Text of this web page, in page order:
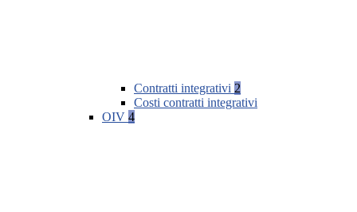
Contratti integrativi 2
Costi contratti integrativi
OIV 4